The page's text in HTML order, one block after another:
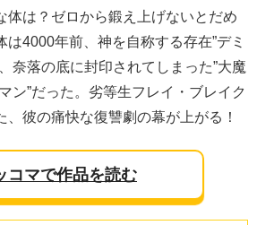
体は？ゼロから鍛え上げないとだめ
4000年前、神を自称する存在”デミ
奈落の底に封印されてしまった”大魔
ン”だった。劣等生フレイ・ブレイク
彼の痛快な復讐劇の幕が上がる！
コマで作品を読む